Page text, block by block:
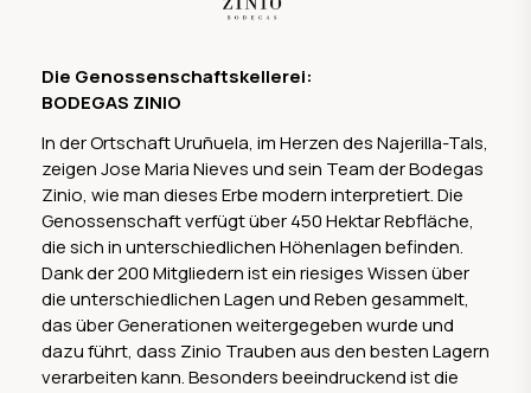
Die Genossenschaftskellerei:
BODEGAS ZINIO
In der Ortschaft Uruñuela, im Herzen des Najerilla-Tals,
zeigen Jose Maria Nieves und sein Team der Bodegas
Zinio, wie man dieses Erbe modern interpretiert. Die
Genossenschaft verfügt über 450 Hektar Rebfläche,
die sich in unterschiedlichen Höhenlagen befinden.
Dank der 200 Mitgliedern ist ein riesiges Wissen über
die unterschiedlichen Lagen und Reben gesammelt,
das über Generationen weitergegeben wurde und
dazu führt, dass Zinio Trauben aus den besten Lagern
verarbeiten kann. Besonders beeindruckend ist die